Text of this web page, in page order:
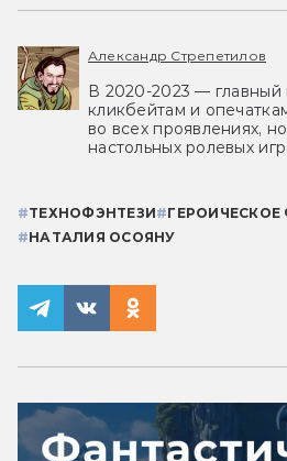
Александр Стрепетилов
В 2020-2023 — главный
кликбейтам и
во всех проявлениях,
настольных ролевых
#ТЕХНОФЭНТЕЗИ#ГЕРОИЧЕСКОЕ
#НАТАЛИЯ ОСОЯНУ